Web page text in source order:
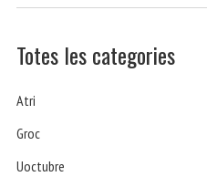
Totes les categories
Atri
Groc
Uoctubre